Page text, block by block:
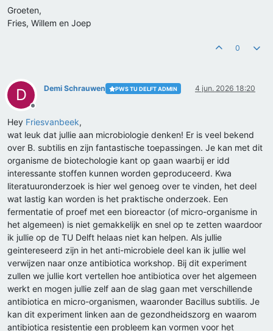
Groeten,
Fries, Willem en Joep
0
D
Offline
Demi Schrauwen PWS TU DELFT ADMIN 4 jun. 2026 18:20
Hey Friesvanbeek,
wat leuk dat jullie aan microbiologie denken! Er is veel bekend
over B. subtilis en zijn fantastische toepassingen. Je kan met dit
organisme de biotechologie kant op gaan waarbij er idd
interessante stoffen kunnen worden geproduceerd. Kwa
literatuuronderzoek is hier wel genoeg over te vinden, het deel
wat lastig kan worden is het praktische onderzoek. Een
fermentatie of proef met een bioreactor (of micro-organisme in
het algemeen) is niet gemakkelijk en snel op te zetten waardoor
ik jullie op de TU Delft helaas niet kan helpen. Als jullie
geintereseerd zijn in het anti-microbiele deel kan ik jullie wel
verwijzen naar onze antibiotica workshop. Bij dit experiment
zullen we jullie kort vertellen hoe antibiotica over het algemeen
werkt en mogen jullie zelf aan de slag gaan met verschillende
antibiotica en micro-organismen, waaronder Bacillus subtilis. Je
kan dit experiment linken aan de gezondheidszorg en waarom
antibiotica resistentie een probleem kan vormen voor het